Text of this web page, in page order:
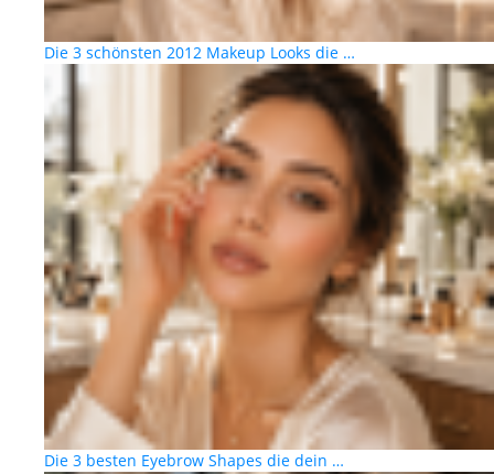
Die 3 schönsten 2012 Makeup Looks die …
Die 3 besten Eyebrow Shapes die dein …